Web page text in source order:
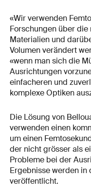
«Wir verwenden
Forschungen über
Materialien und
Volumen verändert
«wenn man sich die
Ausrichtungen
einfacheren und
komplexe Optiken
Die Lösung von
verwenden einen
um einen
der nicht grösser als
Probleme bei der
Ergebnisse werden
veröffentlicht.